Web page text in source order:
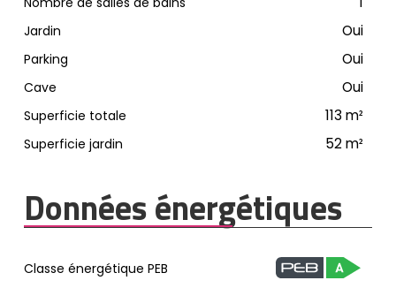
Jardin Oui
Parking Oui
Cave Oui
Superficie totale 113 m²
Superficie jardin 52m²
Données énergétiques
Classe énergétique PEB